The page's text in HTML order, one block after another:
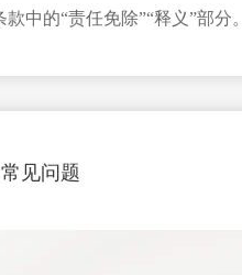
中的“责任免除”“释义”部分。
常见问题